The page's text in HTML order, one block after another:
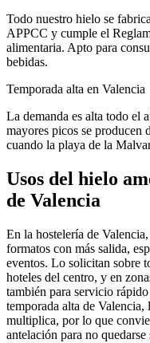
Todo nuestro hielo se
APPCC y cumple el
alimentaria. Apto para
bebidas.
Temporada alta en Valencia
La demanda es alta todo el
mayores picos se producen
cuando la playa de la
Usos del hielo
de Valencia
En la hostelería de
formatos con más salida,
eventos. Lo solicitan sobre
hoteles del centro, y en
también para servicio
temporada alta de
multiplica, por lo que
antelación para no quedarse